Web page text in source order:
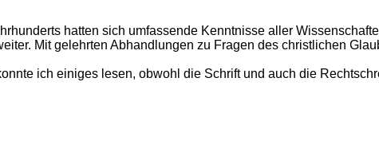
hatten sich umfassende Kenntnisse aller
Mit gelehrten Abhandlungen zu Fragen des christlichen
ich einiges lesen, obwohl die Schrift und auch die